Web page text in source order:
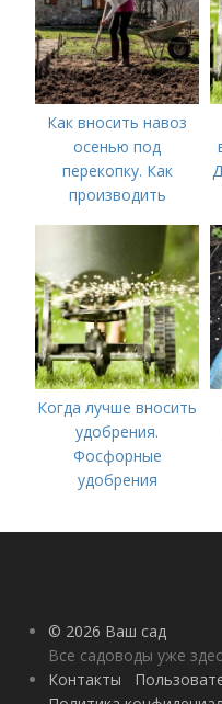
Как вносить навоз
осенью под
перекопку. Как
производить
Когда лучше вносить
удобрения.
Фосфорные
удобрения
© 2026 Ваш сад
Все садоводы уже
Контакты